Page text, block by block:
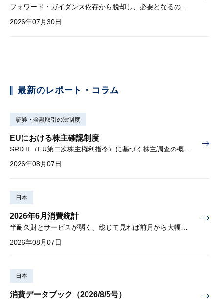
2026年07月30日
最新のレポート・コラム
証券・金融取引の法制度
EUにおける株主確認制度
SRDⅡ（EU第二次株主権利指令）に基づく株主調査の概要と課題
2026年08月07日
日本
2026年6月消費統計
2026年08月07日
日本
消費データブック（2026/8/5号）